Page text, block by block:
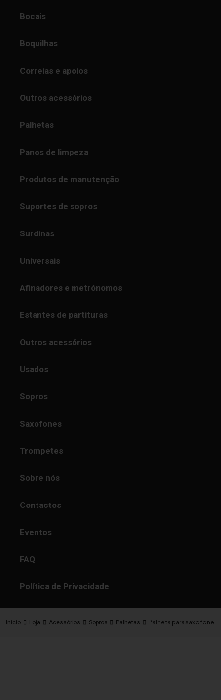
Bocais
Boquilhas
Correias e apoios
Outros acessórios
Palhetas
Panos de limpeza
Produtos de manutenção
Suportes de sopros
Surdinas
Universais
Afinadores e metrónomos
Estantes de partituras
Outros acessórios
Usados
Sopros
Saxofones
Trompetes
Sobre nós
Contactos
Eventos
FAQ
Política de Privacidade
Início Loja Acessórios Sopros Palhetas Palheta para saxofone